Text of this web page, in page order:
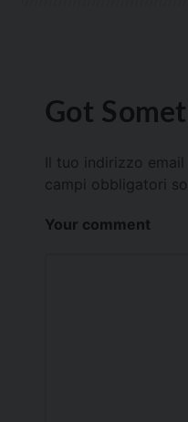
Got
Il tuo indirizzo
campi obbligatori
Your comment